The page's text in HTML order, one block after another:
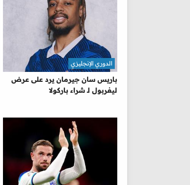
باريس سان جيرمان يرد على عرض
ليفربول لـ شراء باركولا
الدوري الإنجليزي